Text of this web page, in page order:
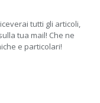
tutti gli articoli,
tua mail! Che ne
e particolari!